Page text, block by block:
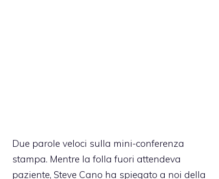
Due parole veloci sulla mini-conferenza
stampa. Mentre la folla fuori attendeva
paziente, Steve Cano ha spiegato a noi della